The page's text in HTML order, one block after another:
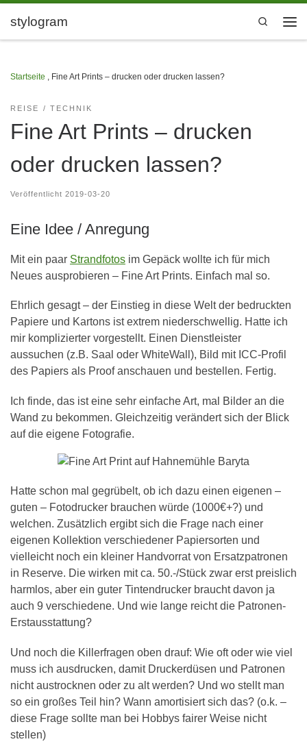
Zum Inhalt springen
stylogram
Search
Startseite , Fine Art Prints – drucken oder drucken lassen?
REISE TECHNIK
Fine Art Prints – drucken
oder drucken lassen?
Veröffentlicht 2019-03-20
Eine Idee / Anregung
Mit ein paar Strandfotos im Gepäck wollte ich für mich
Neues ausprobieren – Fine Art Prints. Einfach mal so.
Ehrlich gesagt – der Einstieg in diese Welt der bedruckten
Papiere und Kartons ist extrem niederschwellig. Hatte ich
mir komplizierter vorgestellt. Einen Dienstleister
aussuchen (z.B. Saal oder WhiteWall), Bild mit ICC-Profil
des Papiers als Proof anschauen und bestellen. Fertig.
Ich finde, das ist eine sehr einfache Art, mal Bilder an die
Wand zu bekommen. Gleichzeitig verändert sich der Blick
auf die eigene Fotografie.
Hatte schon mal gegrübelt, ob ich dazu einen eigenen –
guten – Fotodrucker brauchen würde (1000€+?) und
welchen. Zusätzlich ergibt sich die Frage nach einer
eigenen Kollektion verschiedener Papiersorten und
vielleicht noch ein kleiner Handvorrat von Ersatzpatronen
in Reserve. Die wirken mit ca. 50.-/Stück zwar erst preislich
harmlos, aber ein guter Tintendrucker braucht davon ja
auch 9 verschiedene. Und wie lange reicht die Patronen-
Erstausstattung?
Und noch die Killerfragen oben drauf: Wie oft oder wie viel
muss ich ausdrucken, damit Druckerdüsen und Patronen
nicht austrocknen oder zu alt werden? Und wo stellt man
so ein großes Teil hin? Wann amortisiert sich das? (o.k. –
diese Frage sollte man bei Hobbys fairer Weise nicht
stellen)